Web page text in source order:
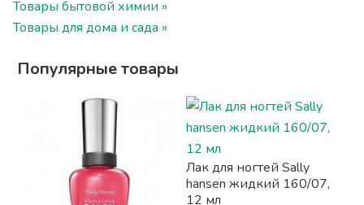
Товары бытовой химии »
Товары для дома и сада »
Популярные товары
Лак для ногтей Sally
hansen жидкий 160/07,
12 мл